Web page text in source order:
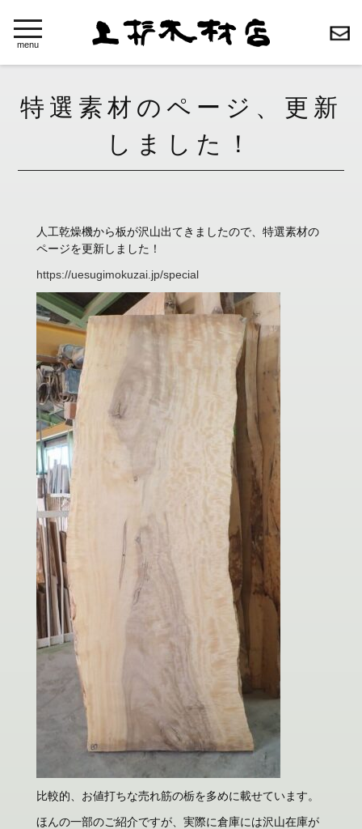
toggle
navigation
menu
特選素材のページ、更新
しました！
人工乾燥機から板が沢山出てきましたので、特選素材の
ページを更新しました！
https://uesugimokuzai.jp/special
比較的、お値打ちな売れ筋の栃を多めに載せています。
ほんの一部のご紹介ですが、実際に倉庫には沢山在庫が